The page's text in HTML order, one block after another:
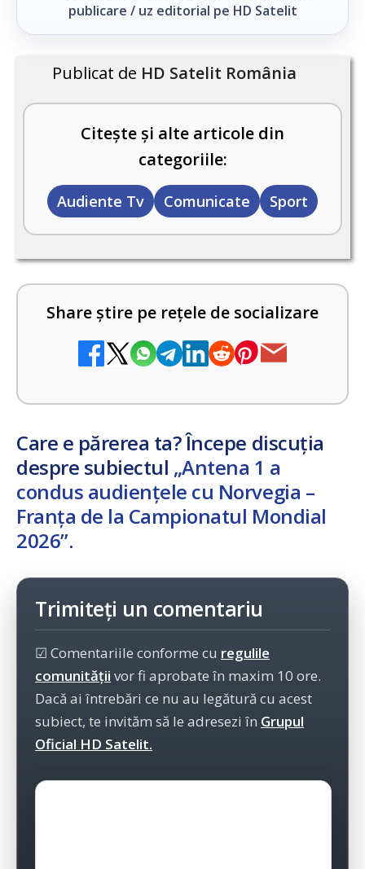
publicare / uz editorial pe HD Satelit
Publicat de HD Satelit România
Citește și alte articole din
categoriile:
Audiente Tv Comunicate Sport
Share știre pe rețele de socializare
Care e părerea ta? Începe discuția
despre subiectul „Antena 1 a
condus audiențele cu Norvegia –
Franța de la Campionatul Mondial
2026”.
Trimiteți un comentariu
☑ Comentariile conforme cu regulile
comunității vor fi aprobate în maxim 10 ore.
Dacă ai întrebări ce nu au legătură cu acest
subiect, te invităm să le adresezi în Grupul
Oficial HD Satelit.